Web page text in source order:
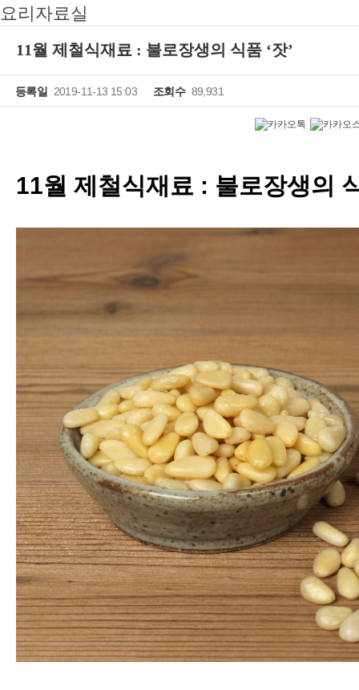
요리자료실
11월 제철식재료 : 불로장생의 식품 ‘잣’
등록일 2019-11-13 15:03 조회수 89,931
11월 제철식재료 : 불로장생의